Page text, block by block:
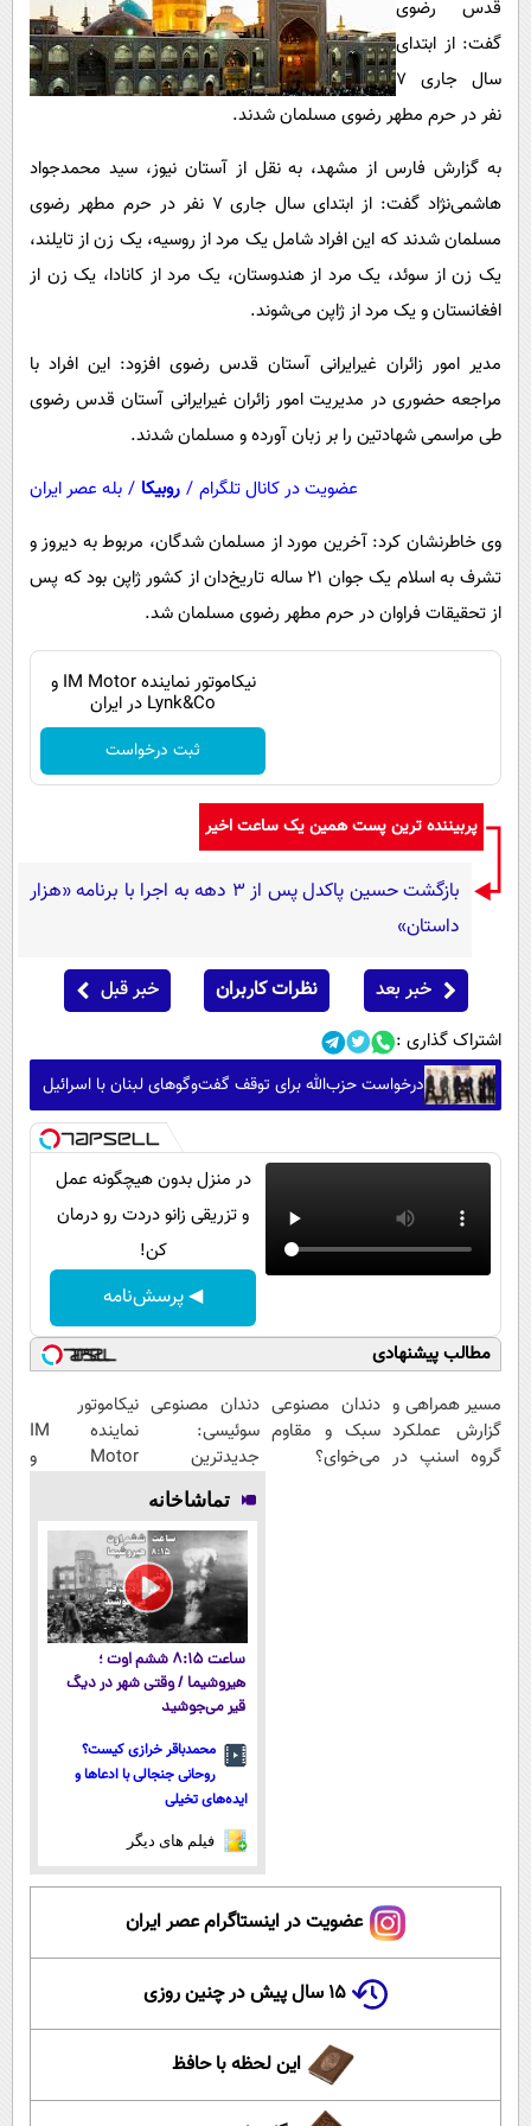
سرگرمی
فناوری
گوناگون
سلامت
فرهنگی
بین الملل
اجتماعی
حیات وحش
سیاست خارجی
پیامک
روانشناسی
آشپزی
قدس رضوی
گفت: از ابتدای
سال جاری ۷
نفر در حرم مطهر رضوی مسلمان شدند.
به گزارش فارس از مشهد، به نقل از آستان نیوز، سید محمدجواد
هاشمی‌نژاد گفت: از ابتدای سال جاری ۷ نفر در حرم مطهر رضوی
مسلمان شدند که این افراد شامل یک مرد از روسیه، یک زن از تایلند،
یک زن از سوئد، یک مرد از هندوستان، یک مرد از کانادا، یک زن از
افغانستان و یک مرد از ژاپن می‌شوند.
مدیر امور زائران غیرایرانی آستان قدس رضوی افزود: این افراد با
مراجعه حضوری در مدیریت امور زائران غیرایرانی آستان قدس رضوی
طی مراسمی شهادتین را بر زبان آورده و مسلمان شدند.
عضویت در کانال تلگرام / روبیکا / بله عصر ایران
وی خاطرنشان کرد: آخرین مورد از مسلمان شدگان، مربوط به دیروز و
تشرف به اسلام یک جوان ۲۱ ساله‌ تاریخ‌دان از کشور ژاپن بود که پس
از تحقیقات فراوان در حرم مطهر رضوی مسلمان شد.
نیکاموتور نماینده IM Motor و
Lynk&Co در ایران
ثبت درخواست
پربیننده ترین پست همین یک ساعت اخیر
بازگشت حسین پاکدل پس از ۳ دهه به اجرا با برنامه «هزار
داستان»
خبر بعد نظرات کاربران خبر قبل
اشتراک گذاری :
درخواست حزب‌الله برای توقف گفت‌وگوهای لبنان با اسرائیل
در منزل بدون هیچگونه عمل
و تزریقی زانو دردت رو درمان
کن!
◀ پرسش‌نامه
مطالب پیشنهادی
مسیر همراهی و
گزارش عملکرد
گروه اسنپ در
دندان مصنوعی
سبک و مقاوم
می‌خوای؟
دندان مصنوعی
سوئیسی:
جدیدترین
فناوری اروپا،
سبک و مقاوم |
پرداخت قسطی
نیکاموتور
نماینده IM
Motor و
تماشاخانه
ساعت ۸:۱۵ ششم اوت ؛
هیروشیما / وقتی شهر در دیگ
قیر می‌جوشید
محمدباقر خرازی کیست؟
روحانی جنجالی با ادعاها و
ایده‌های تخیلی
فیلم های دیگر
عضویت در اینستاگرام عصر ایران
۱۵ سال پیش در چنین روزی
این لحظه با حافظ